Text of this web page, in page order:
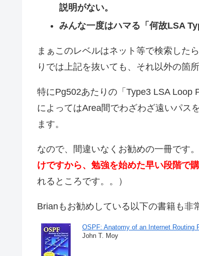
説明がない。
みんな一度はハマる「何故LSA
まぁこのレベルはネット等で検索した
りでは上記を抜いても、それ以外の箇
特にPg502あたりの「Type3 LSA Loop
によってはArea間でわざわざ遠いパス
ます。
なので、間違いなくお勧めの一冊です。
けですから、勉強を始めた早い段階で
れるところです。。）
Brianもお勧めしている以下の書籍も非
OSPF: Anatomy of an Internet Routing
John T. Moy